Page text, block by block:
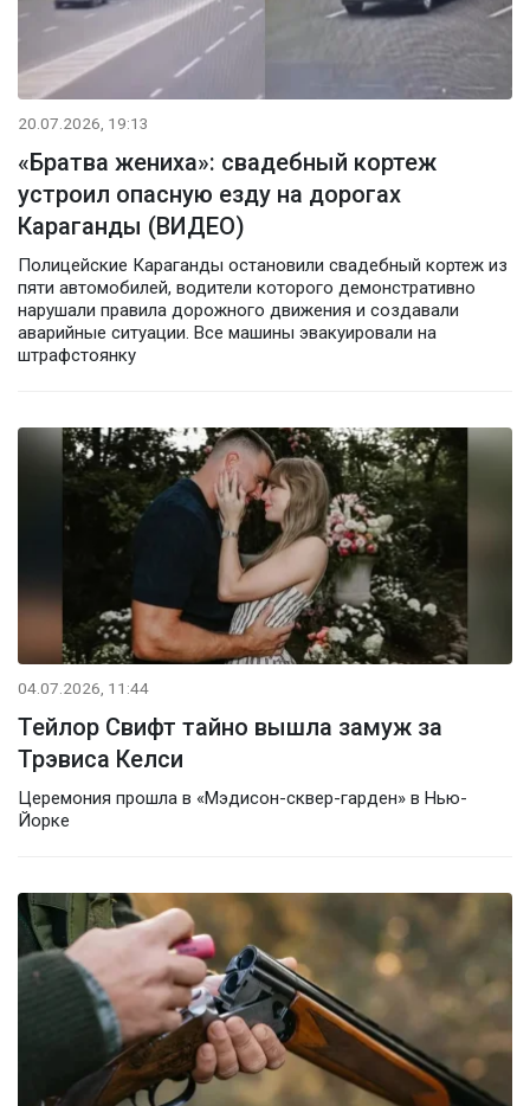
20.07.2026, 19:13
«Братва жениха»: свадебный кортеж
устроил опасную езду на дорогах
Караганды (ВИДЕО)
Полицейские Караганды остановили свадебный кортеж из
пяти автомобилей, водители которого демонстративно
нарушали правила дорожного движения и создавали
аварийные ситуации. Все машины эвакуировали на
штрафстоянку
04.07.2026, 11:44
Тейлор Свифт тайно вышла замуж за
Трэвиса Келси
Церемония прошла в «Мэдисон-сквер-гарден» в Нью-
Йорке